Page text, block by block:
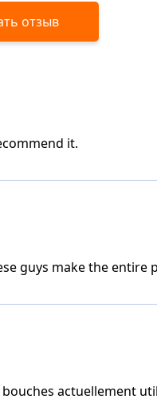
отзыв
it.
guys make the entire
actuellement